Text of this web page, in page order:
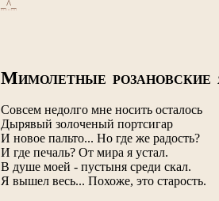
_^_
МИМОЛЕТНЫЕ
Совсем недолго мне носить осталось
Дырявый золоченый портсигар
И новое пальто... Но где же радость?
И где печаль? От мира я устал.
В душе моей - пустыня среди скал.
Я вышел весь... Похоже, это старость.